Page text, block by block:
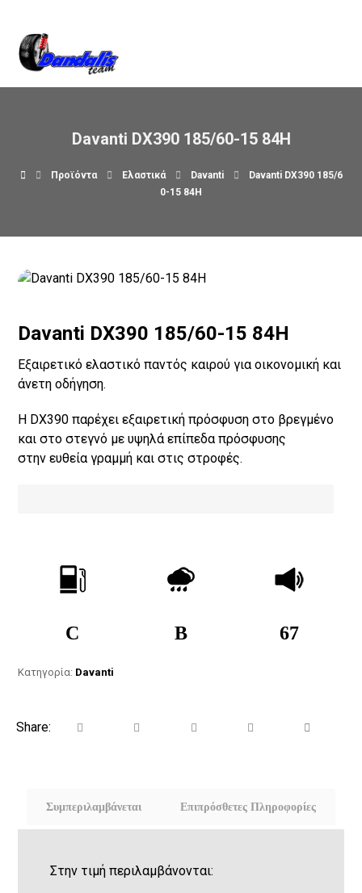
Davanti DX390 185/60-15 84H
Προϊόντα Ελαστικά Davanti
Davanti DX390 185/6
0-15 84H
Davanti DX390 185/60-15 84H
Εξαιρετικό ελαστικό παντός καιρού για οικονομική και
άνετη οδήγηση.
Η DX390 παρέχει εξαιρετική πρόσφυση στο βρεγμένο
και στο στεγνό με υψηλά επίπεδα πρόσφυσης
στην ευθεία γραμμή και στις στροφές.
C B 67
Κατηγορία: Davanti
Συμπεριλαμβάνεται Επιπρόσθετες Πληροφορίες
Στην τιμή περιλαμβάνονται: